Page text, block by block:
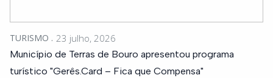
TURISMO 23 julho, 2026
Município de Terras de Bouro apresentou programa
turístico "Gerês.Card – Fica que Compensa"